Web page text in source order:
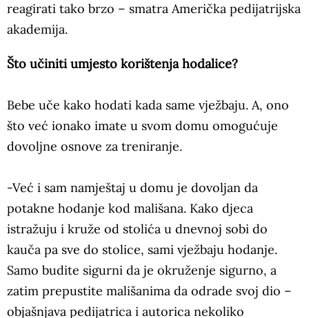
reagirati tako brzo – smatra Američka pedijatrijska
akademija.
Što učiniti umjesto korištenja hodalice?
Bebe uče kako hodati kada same vježbaju. A, ono
što već ionako imate u svom domu omogućuje
dovoljne osnove za treniranje.
-Već i sam namještaj u domu je dovoljan da
potakne hodanje kod mališana. Kako djeca
istražuju i kruže od stolića u dnevnoj sobi do
kauča pa sve do stolice, sami vježbaju hodanje.
Samo budite sigurni da je okruženje sigurno, a
zatim prepustite mališanima da odrade svoj dio –
objašnjava pedijatrica i autorica nekoliko